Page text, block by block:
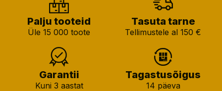
Palju tooteid
Üle 15 000 toote
Tasuta tarne
Tellimustele al 150 €
Garantii
Kuni 3 aastat
Tagastusõigus
14 päeva